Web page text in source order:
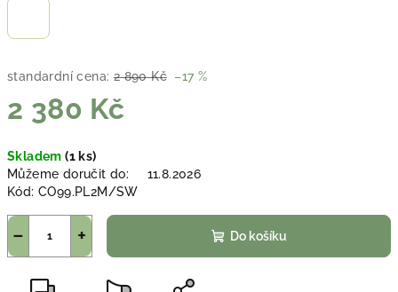
standardní cena: 2 890 Kč –17 %
2 380 Kč
cena:
Skladem(1 ks)
Můžeme doručit do:
11.8.2026
Kód: CO99.PL2M/SW
+
− Do košíku